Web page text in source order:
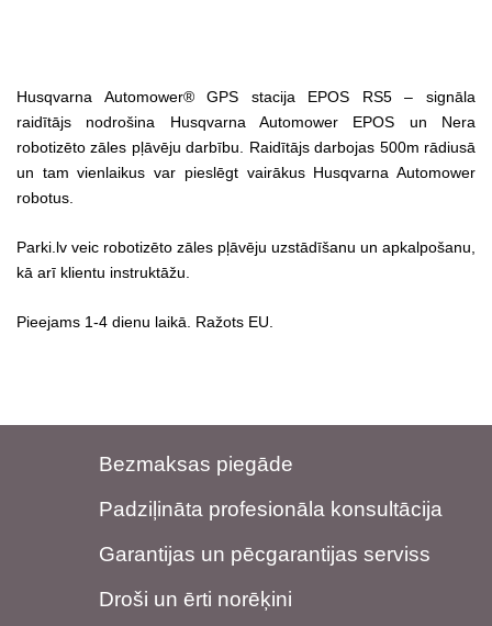
Husqvarna Automower® GPS stacija EPOS RS5 – signāla
raidītājs nodrošina Husqvarna Automower EPOS un Nera
robotizēto zāles pļāvēju darbību. Raidītājs darbojas 500m rādiusā
un tam vienlaikus var pieslēgt vairākus Husqvarna Automower
robotus.
Parki.lv veic robotizēto zāles pļāvēju uzstādīšanu un apkalpošanu,
kā arī klientu instruktāžu.
Pieejams 1-4 dienu laikā. Ražots EU.
Bezmaksas piegāde
Padziļināta profesionāla konsultācija
Garantijas un pēcgarantijas serviss
Droši un ērti norēķini